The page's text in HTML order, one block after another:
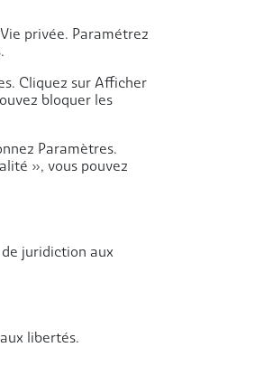
privée. Paramétrez
Cliquez sur Afficher
bloquer les
Paramètres.
», vous pouvez
juridiction aux
libertés.